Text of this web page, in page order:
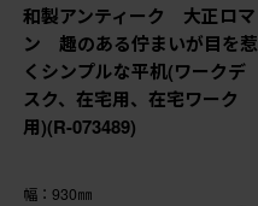
和製アンティーク 大正ロマ
ン 趣のある佇まいが目を惹
くシンプルな平机(ワークデ
スク、在宅用、在宅ワーク
用)(R-073489)
幅：930㎜